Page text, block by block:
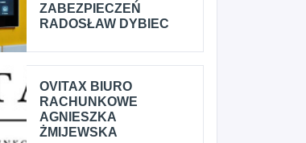
ZABEZPIECZEŃ
RADOSŁAW DYBIEC
OVITAX BIURO
RACHUNKOWE
AGNIESZKA
ŻMIJEWSKA